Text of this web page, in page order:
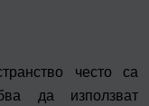
често са
да използват